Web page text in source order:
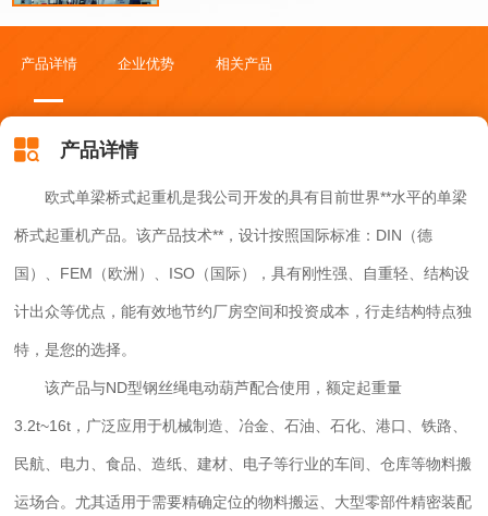
Thelengthofthecraneendgirderincludingthebuffer. 注
20m/min（变频调速）；
Thestandardtravellingspeedoftrolleyis2-
20m/min(frequencyconversion) 2、除了标准起升速度外，还有
多种速度可供选择，也可选用变频控制起升。
3、控制方式有多种：地操操作、遥控器操作及两者的组合。
Controlmethods:groundcontrol，
remotecontrolandthecombinationcontrolofthetwo. 4、表格中数
据仅供参考，如有变更，恕不另作通知。
Thedatalistedintheformisonlyforreference.Pleaseforgivethenon-
产品详情 企业优势 相关产品
产品详情
欧式单梁桥式起重机是我公司开发的具有目前世界**水平的单梁
桥式起重机产品。该产品技术**，设计按照国际标准：DIN（德
国）、FEM（欧洲）、ISO（国际），具有刚性强、自重轻、结构设
计出众等优点，能有效地节约厂房空间和投资成本，行走结构特点独
特，是您的选择。
该产品与ND型钢丝绳电动葫芦配合使用，额定起重量
3.2t~16t，广泛应用于机械制造、冶金、石油、石化、港口、铁路、
民航、电力、食品、造纸、建材、电子等行业的车间、仓库等物料搬
运场合。尤其适用于需要精确定位的物料搬运、大型零部件精密装配